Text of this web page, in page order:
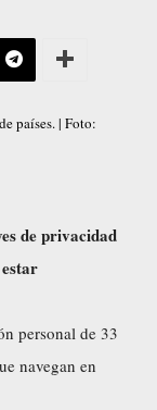
países. | Foto:
de privacidad
personal de 33
navegan en